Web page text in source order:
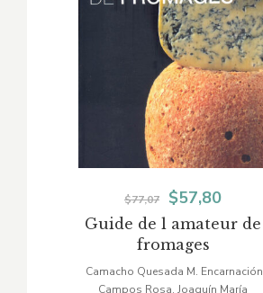
Guide de l amateur de
fromages
$77,07
El
precio
original
$57,80El
precio
actual
Camacho Quesada M. Encarnación
Campos Rosa, Joaquín María